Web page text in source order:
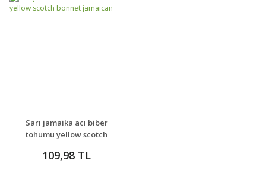
DETAYLAR SEPETE EKLE
Sarı jamaika acı biber
tohumu yellow scotch
109,98 TL